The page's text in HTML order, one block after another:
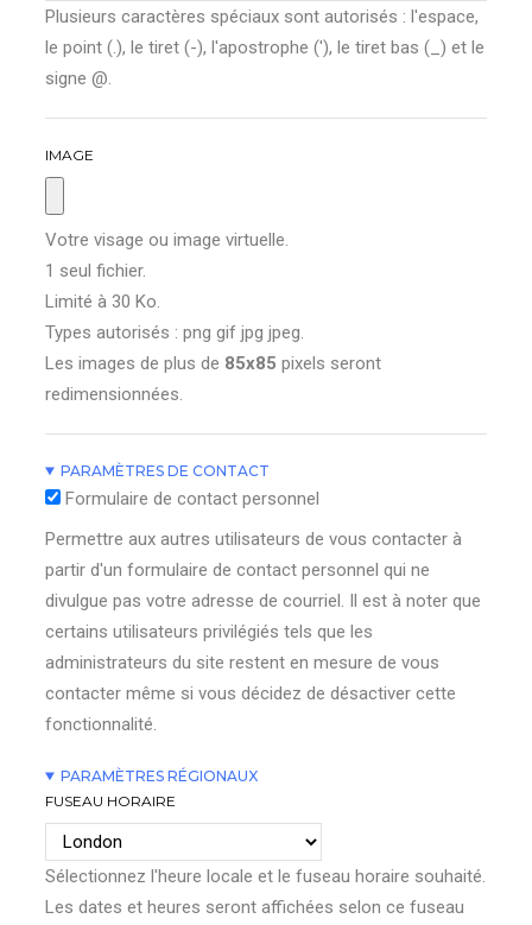
Plusieurs caractères spéciaux sont autorisés : l'espace,
le point (.), le tiret (-), l'apostrophe ('), le tiret bas (_) et le
signe @.
IMAGE
Votre visage ou image virtuelle.
1 seul fichier.
Limité à 30 Ko.
Types autorisés : png gif jpg jpeg.
Les images de plus de 85x85 pixels seront
redimensionnées.
PARAMÈTRES DE CONTACT
Formulaire de contact personnel
Permettre aux autres utilisateurs de vous contacter à
partir d'un formulaire de contact personnel qui ne
divulgue pas votre adresse de courriel. Il est à noter que
certains utilisateurs privilégiés tels que les
administrateurs du site restent en mesure de vous
contacter même si vous décidez de désactiver cette
fonctionnalité.
PARAMÈTRES RÉGIONAUX
FUSEAU HORAIRE
Sélectionnez l'heure locale et le fuseau horaire souhaité.
Les dates et heures seront affichées selon ce fuseau